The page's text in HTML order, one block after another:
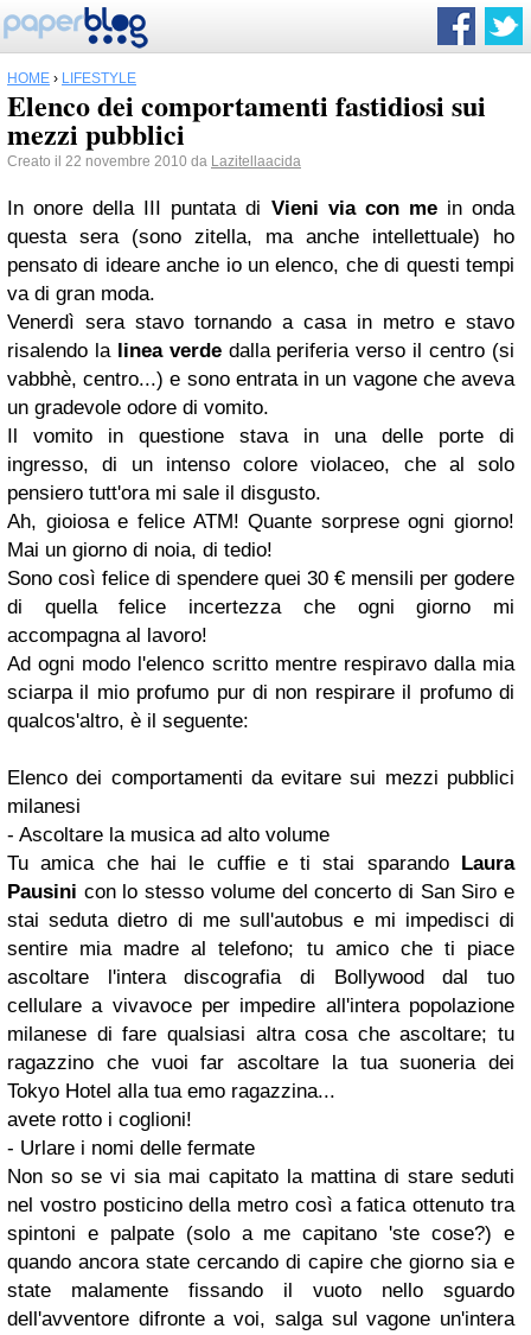
HOME › LIFESTYLE
Elenco dei comportamenti fastidiosi sui
mezzi pubblici
Creato il 22 novembre 2010 da Lazitellaacida
In onore della III puntata di Vieni via con mein onda
questa sera (sono zitella, ma anche intellettuale) ho
pensato di ideare anche io un elenco, che di questi tempi
va di gran moda.
Venerdì sera stavo tornando a casa in metro e stavo
risalendo la linea verdedalla periferia verso il centro (si
vabbhè, centro...) e sono entrata in un vagone che aveva
un gradevole odore di vomito.
Il vomito in questione stava in una delle porte di
ingresso, di un intenso colore violaceo, che al solo
pensiero tutt'ora mi sale il disgusto.
Ah, gioiosa e felice ATM! Quante sorprese ogni giorno!
Mai un giorno di noia, di tedio!
Sono così felice di spendere quei 30 € mensili per godere
di quella felice incertezza che ogni giorno mi
accompagna al lavoro!
Ad ogni modo l'elenco scritto mentre respiravo dalla mia
sciarpa il mio profumo pur di non respirare il profumo di
qualcos'altro, è il seguente:
Elenco dei comportamenti da evitare sui mezzi pubblici
milanesi
- Ascoltare la musica ad alto volume
Tu amica che hai le cuffie e ti stai sparando Laura
Pausini con lo stesso volume del concerto di San Siro e
stai seduta dietro di me sull'autobus e mi impedisci di
sentire mia madreal telefono; tu amico che ti piace
ascoltare l'intera discografia di Bollywood dal tuo
cellulare a vivavoce per impedire all'intera popolazione
milanese di fare qualsiasi altra cosa che ascoltare; tu
ragazzino che vuoi far ascoltare la tua suoneria dei
Tokyo Hotel alla tua emo ragazzina...
avete rotto i coglioni!
- Urlare i nomi delle fermate
Non so se vi sia mai capitato la mattina di stare seduti
nel vostro posticino della metro così a fatica ottenuto tra
spintoni e palpate (solo a me capitano 'ste cose?) e
quando ancora state cercando di capire che giorno sia e
state malamente fissando il vuoto nello sguardo
dell'avventore difronte a voi, salga sul vagone un'intera